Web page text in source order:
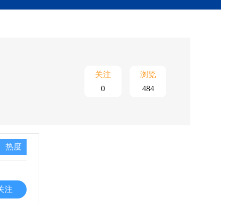
浏览
484
关注
0
热度
注